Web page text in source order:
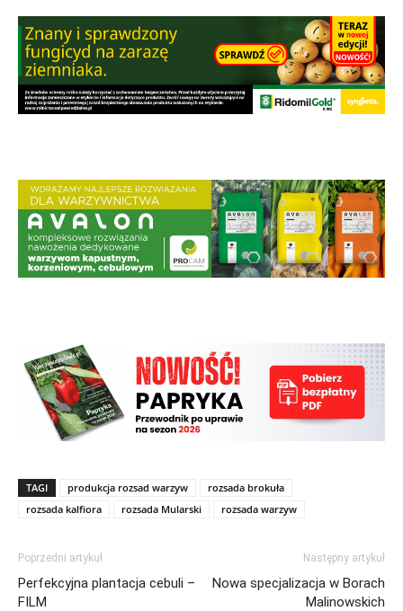
TAGI produkcja rozsad warzyw
rozsada brokuła
rozsada kalfiora
rozsada Mularski rozsada warzyw
Poprzedni artykuł
Perfekcyjna plantacja cebuli –
FILM
Następny artykuł
Nowa specjalizacja w Borach
Malinowskich